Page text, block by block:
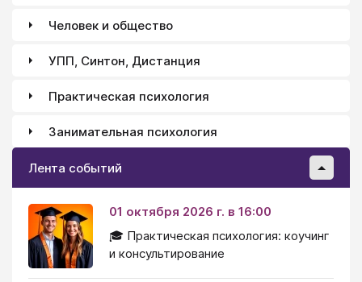
Человек и общество
УПП, Синтон, Дистанция
Практическая психология
Занимательная психология
Лента событий
01 октября 2026 г. в 16:00
🎓 Практическая психология: коучинг
и консультирование